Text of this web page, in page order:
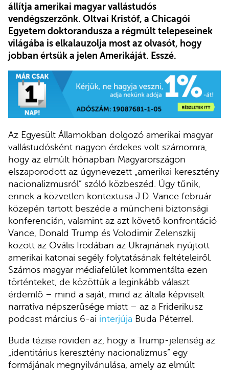
állítja amerikai magyar vallástudós
vendégszerzőnk. Oltvai Kristóf, a Chicagói
Egyetem doktorandusza a régmúlt telepeseinek
világába is elkalauzolja most az olvasót, hogy
jobban értsük a jelen Amerikáját. Esszé.
Az Egyesült Államokban dolgozó amerikai magyar
vallástudósként nagyon érdekes volt számomra,
hogy az elmúlt hónapban Magyarországon
elszaporodott az úgynevezett „amerikai keresztény
nacionalizmusról” szóló közbeszéd. Úgy tűnik,
ennek a közvetlen kontextusa J.D. Vance február
közepén tartott beszéde a müncheni biztonsági
konferencián, valamint az azt követő konfrontáció
Vance, Donald Trump és Volodimir Zelenszkij
között az Ovális Irodában az Ukrajnának nyújtott
amerikai katonai segély folytatásának feltételeiről.
Számos magyar médiafelület kommentálta ezen
történteket, de közöttük a leginkább választ
érdemlő – mind a saját, mind az általa képviselt
narratíva népszerűsége miatt – az a Friderikusz
podcast március 6-ai interjúja Buda Péterrel.
Buda tézise röviden az, hogy a Trump-jelenség az
„identitárius keresztény nacionalizmus” egy
formájának megnyilvánulása, amely az elmúlt